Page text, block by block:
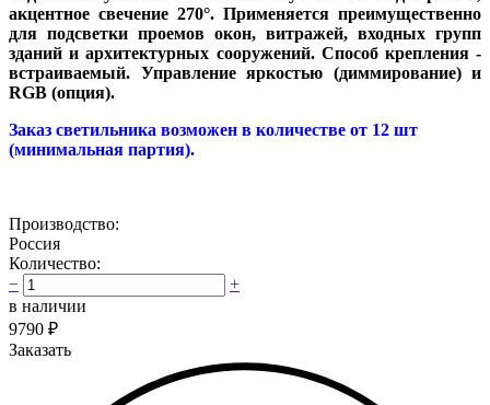
акцентное свечение 270°. Применяется преимущественно
для подсветки проемов окон, витражей, входных групп
зданий и архитектурных сооружений. Способ крепления -
встраиваемый. Управление яркостью (диммирование) и
RGB (опция).
Заказ светильника возможен в количестве от 12 шт
(минимальная партия).
Производство:
Россия
Количество:
−
+
в наличии
9790 ₽
Заказать